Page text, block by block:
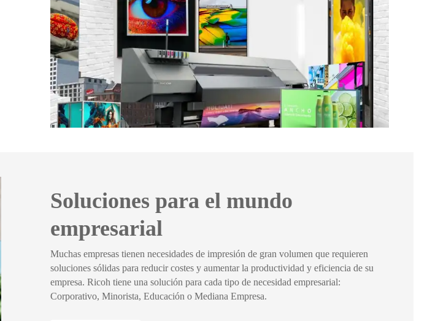
Soluciones para el mundo
empresarial
Muchas empresas tienen necesidades de impresión de gran volumen que requieren
soluciones sólidas para reducir costes y aumentar la productividad y eficiencia de su
empresa. Ricoh tiene una solución para cada tipo de necesidad empresarial:
Corporativo, Minorista, Educación o Mediana Empresa.